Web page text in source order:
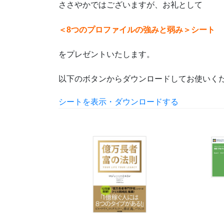
ささやかではございますが、お礼として
＜8つのプロファイルの強みと弱み＞シート
をプレゼントいたします。
以下のボタンからダウンロードしてお使いく
シートを表示・ダウンロードする